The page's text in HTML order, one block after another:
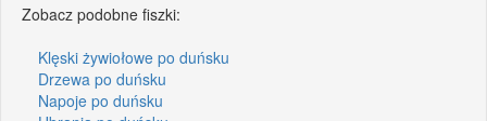
Zobacz podobne fiszki:
Klęski żywiołowe po duńsku
Drzewa po duńsku
Napoje po duńsku